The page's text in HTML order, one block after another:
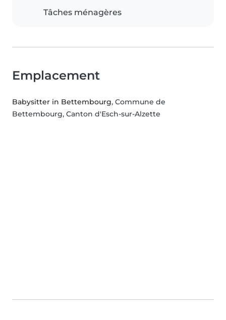
Tâches ménagères
Emplacement
Babysitter in Bettembourg, Commune de
Bettembourg, Canton d'Esch-sur-Alzette